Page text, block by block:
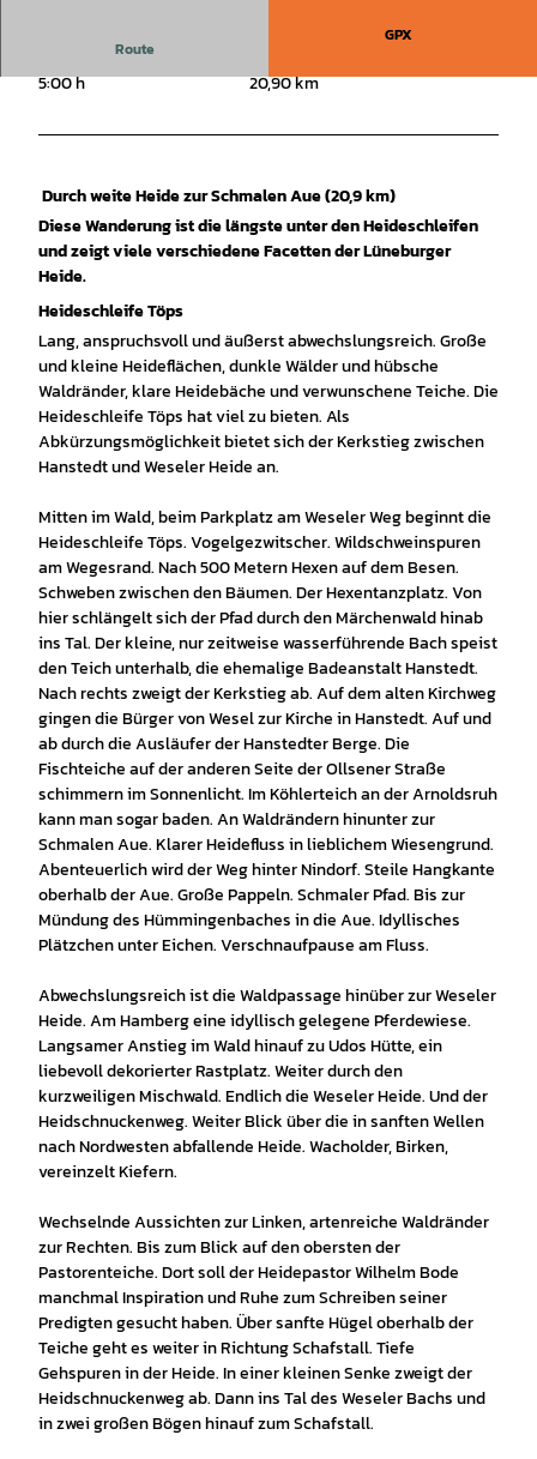
Route
GPX
5:00 h 20,90 km
Durch weite Heide zur Schmalen Aue (20,9 km)
Diese Wanderung ist die längste unter den Heideschleifen
und zeigt viele verschiedene Facetten der Lüneburger
Heide.
Heideschleife Töps
Lang, anspruchsvoll und äußerst abwechslungsreich. Große
und kleine Heideflächen, dunkle Wälder und hübsche
Waldränder, klare Heidebäche und verwunschene Teiche. Die
Heideschleife Töps hat viel zu bieten. Als
Abkürzungsmöglichkeit bietet sich der Kerkstieg zwischen
Hanstedt und Weseler Heide an.
Mitten im Wald, beim Parkplatz am Weseler Weg beginnt die
Heideschleife Töps. Vogelgezwitscher. Wildschweinspuren
am Wegesrand. Nach 500 Metern Hexen auf dem Besen.
Schweben zwischen den Bäumen. Der Hexentanzplatz. Von
hier schlängelt sich der Pfad durch den Märchenwald hinab
ins Tal. Der kleine, nur zeitweise wasserführende Bach speist
den Teich unterhalb, die ehemalige Badeanstalt Hanstedt.
Nach rechts zweigt der Kerkstieg ab. Auf dem alten Kirchweg
gingen die Bürger von Wesel zur Kirche in Hanstedt. Auf und
ab durch die Ausläufer der Hanstedter Berge. Die
Fischteiche auf der anderen Seite der Ollsener Straße
schimmern im Sonnenlicht. Im Köhlerteich an der Arnoldsruh
kann man sogar baden. An Waldrändern hinunter zur
Schmalen Aue. Klarer Heidefluss in lieblichem Wiesengrund.
Abenteuerlich wird der Weg hinter Nindorf. Steile Hangkante
oberhalb der Aue. Große Pappeln. Schmaler Pfad. Bis zur
Mündung des Hümmingenbaches in die Aue. Idyllisches
Plätzchen unter Eichen. Verschnaufpause am Fluss.
Abwechslungsreich ist die Waldpassage hinüber zur Weseler
Heide. Am Hamberg eine idyllisch gelegene Pferdewiese.
Langsamer Anstieg im Wald hinauf zu Udos Hütte, ein
liebevoll dekorierter Rastplatz. Weiter durch den
kurzweiligen Mischwald. Endlich die Weseler Heide. Und der
Heidschnuckenweg. Weiter Blick über die in sanften Wellen
nach Nordwesten abfallende Heide. Wacholder, Birken,
vereinzelt Kiefern.
Wechselnde Aussichten zur Linken, artenreiche Waldränder
zur Rechten. Bis zum Blick auf den obersten der
Pastorenteiche. Dort soll der Heidepastor Wilhelm Bode
manchmal Inspiration und Ruhe zum Schreiben seiner
Predigten gesucht haben. Über sanfte Hügel oberhalb der
Teiche geht es weiter in Richtung Schafstall. Tiefe
Gehspuren in der Heide. In einer kleinen Senke zweigt der
Heidschnuckenweg ab. Dann ins Tal des Weseler Bachs und
in zwei großen Bögen hinauf zum Schafstall.